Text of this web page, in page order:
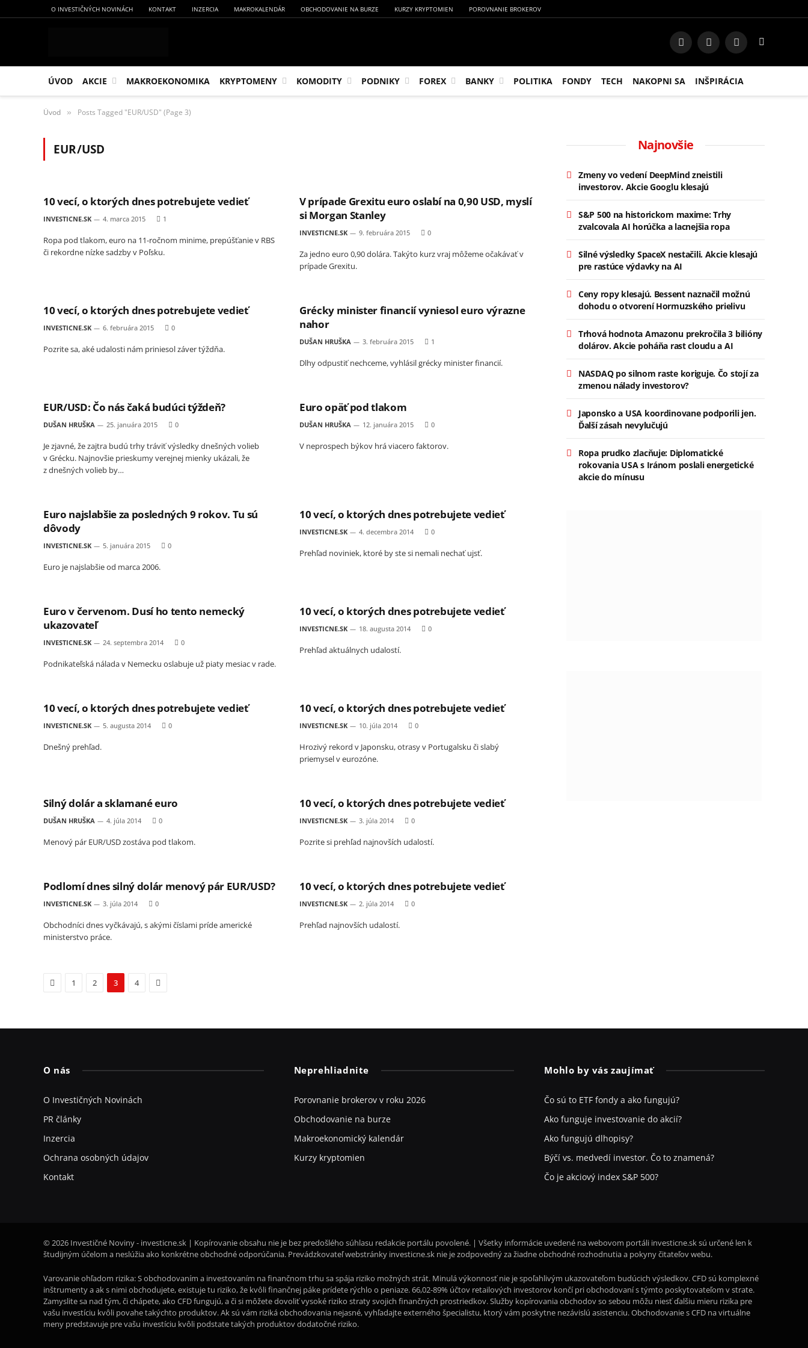
O INVESTIČNÝCH NOVINÁCH KONTAKT INZERCIA MAKROKALENDÁR OBCHODOVANIE NA BURZE KURZY KRYPTOMIEN POROVNANIE BROKEROV
FacebookInstagram
RSS
ÚVOD AKCIE MAKROEKONOMIKA KRYPTOMENY KOMODITY PODNIKY FOREX BANKY POLITIKA FONDY TECH NAKOPNI SA INŠPIRÁCIA
Úvod » Posts Tagged "EUR/USD" (Page 3)
EUR/USD
10 vecí, o ktorých dnes potrebujete vedieť
INVESTICNE.SK 4. marca 2015 1
Ropa pod tlakom, euro na 11-ročnom minime, prepúšťanie v RBS
či rekordne nízke sadzby v Poľsku.
V prípade Grexitu euro oslabí na 0,90 USD, myslí
si Morgan Stanley
INVESTICNE.SK 9. februára 2015 0
Za jedno euro 0,90 dolára. Takýto kurz vraj môžeme očakávať v
prípade Grexitu.
10 vecí, o ktorých dnes potrebujete vedieť
INVESTICNE.SK 6. februára 2015 0
Pozrite sa, aké udalosti nám priniesol záver týždňa.
Grécky minister financií vyniesol euro výrazne
nahor
DUŠAN HRUŠKA 3. februára 2015 1
Dlhy odpustiť nechceme, vyhlásil grécky minister financií.
EUR/USD: Čo nás čaká budúci týždeň?
DUŠAN HRUŠKA 25. januára 2015 0
Je zjavné, že zajtra budú trhy tráviť výsledky dnešných volieb
v Grécku. Najnovšie prieskumy verejnej mienky ukázali, že
z dnešných volieb by…
Euro opäť pod tlakom
DUŠAN HRUŠKA 12. januára 2015 0
V neprospech býkov hrá viacero faktorov.
Euro najslabšie za posledných 9 rokov. Tu sú
dôvody
INVESTICNE.SK 5. januára 2015 0
Euro je najslabšie od marca 2006.
10 vecí, o ktorých dnes potrebujete vedieť
INVESTICNE.SK 4. decembra 2014 0
Prehľad noviniek, ktoré by ste si nemali nechať ujsť.
Euro v červenom. Dusí ho tento nemecký
ukazovateľ
INVESTICNE.SK 24. septembra 2014 0
Podnikateľská nálada v Nemecku oslabuje už piaty mesiac v rade.
10 vecí, o ktorých dnes potrebujete vedieť
INVESTICNE.SK 18. augusta 2014 0
Prehľad aktuálnych udalostí.
10 vecí, o ktorých dnes potrebujete vedieť
INVESTICNE.SK 5. augusta 2014 0
Dnešný prehľad.
10 vecí, o ktorých dnes potrebujete vedieť
INVESTICNE.SK 10. júla 2014 0
Hrozivý rekord v Japonsku, otrasy v Portugalsku či slabý
priemysel v eurozóne.
Silný dolár a sklamané euro
DUŠAN HRUŠKA 4. júla 2014 0
Menový pár EUR/USD zostáva pod tlakom.
10 vecí, o ktorých dnes potrebujete vedieť
INVESTICNE.SK 3. júla 2014 0
Pozrite si prehľad najnovších udalostí.
Podlomí dnes silný dolár menový pár EUR/USD?
INVESTICNE.SK 3. júla 2014 0
Obchodníci dnes vyčkávajú, s akými číslami príde americké
ministerstvo práce.
10 vecí, o ktorých dnes potrebujete vedieť
INVESTICNE.SK 2. júla 2014 0
Prehľad najnovších udalostí.
Previous
1 2 3 4 Next
Najnovšie
Zmeny vo vedení DeepMind zneistili
investorov. Akcie Googlu klesajú
S&P 500 na historickom maxime: Trhy
zvalcovala AI horúčka a lacnejšia ropa
Silné výsledky SpaceX nestačili. Akcie klesajú
pre rastúce výdavky na AI
Ceny ropy klesajú. Bessent naznačil možnú
dohodu o otvorení Hormuzského prielivu
Trhová hodnota Amazonu prekročila 3 bilióny
dolárov. Akcie poháňa rast cloudu a AI
NASDAQ po silnom raste koriguje. Čo stojí za
zmenou nálady investorov?
Japonsko a USA koordinovane podporili jen.
Ďalší zásah nevylučujú
Ropa prudko zlacňuje: Diplomatické
rokovania USA s Iránom poslali energetické
akcie do mínusu
O nás
O Investičných Novinách
PR články
Inzercia
Ochrana osobných údajov
Kontakt
Neprehliadnite
Porovnanie brokerov v roku 2026
Obchodovanie na burze
Makroekonomický kalendár
Kurzy kryptomien
Mohlo by vás zaujímať
Čo sú to ETF fondy a ako fungujú?
Ako funguje investovanie do akcií?
Ako fungujú dlhopisy?
Býčí vs. medvedí investor. Čo to znamená?
Čo je akciový index S&P 500?
© 2026 Investičné Noviny - investicne.sk | Kopírovanie obsahu nie je bez predošlého súhlasu redakcie portálu povolené. | Všetky informácie uvedené na webovom portáli investicne.sk sú určené len k
študijným účelom a neslúžia ako konkrétne obchodné odporúčania. Prevádzkovateľ webstránky investicne.sk nie je zodpovedný za žiadne obchodné rozhodnutia a pokyny čitateľov webu.
Varovanie ohľadom rizika: S obchodovaním a investovaním na finančnom trhu sa spája riziko možných strát. Minulá výkonnosť nie je spoľahlivým ukazovateľom budúcich výsledkov. CFD sú komplexné
inštrumenty a ak s nimi obchodujete, existuje tu riziko, že kvôli finančnej páke prídete rýchlo o peniaze. 66,02-89% účtov retailových investorov končí pri obchodovaní s týmto poskytovateľom v strate.
Zamyslite sa nad tým, či chápete, ako CFD fungujú, a či si môžete dovoliť vysoké riziko straty svojich finančných prostriedkov. Služby kopírovania obchodov so sebou môžu niesť ďalšiu mieru rizika pre
vašu investíciu kvôli povahe takýchto produktov. Ak sú vám riziká obchodovania nejasné, vyhľadajte externého špecialistu, ktorý vám poskytne nezávislú asistenciu. Obchodovanie s CFD na virtuálne
meny predstavuje pre vašu investíciu kvôli podstate takých produktov dodatočné riziko.